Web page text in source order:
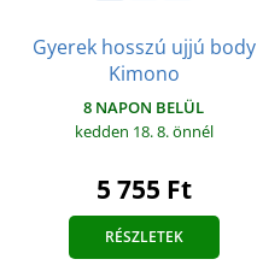
Gyerek hosszú ujjú body
Kimono
8 NAPON BELÜL
kedden 18. 8.önnél
5 755 Ft
RÉSZLETEK